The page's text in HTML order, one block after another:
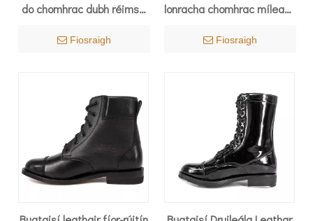
do chomhrac dubh réimse
Fiosraigh
lonracha chomhrac míleata
6232
Fiosraigh